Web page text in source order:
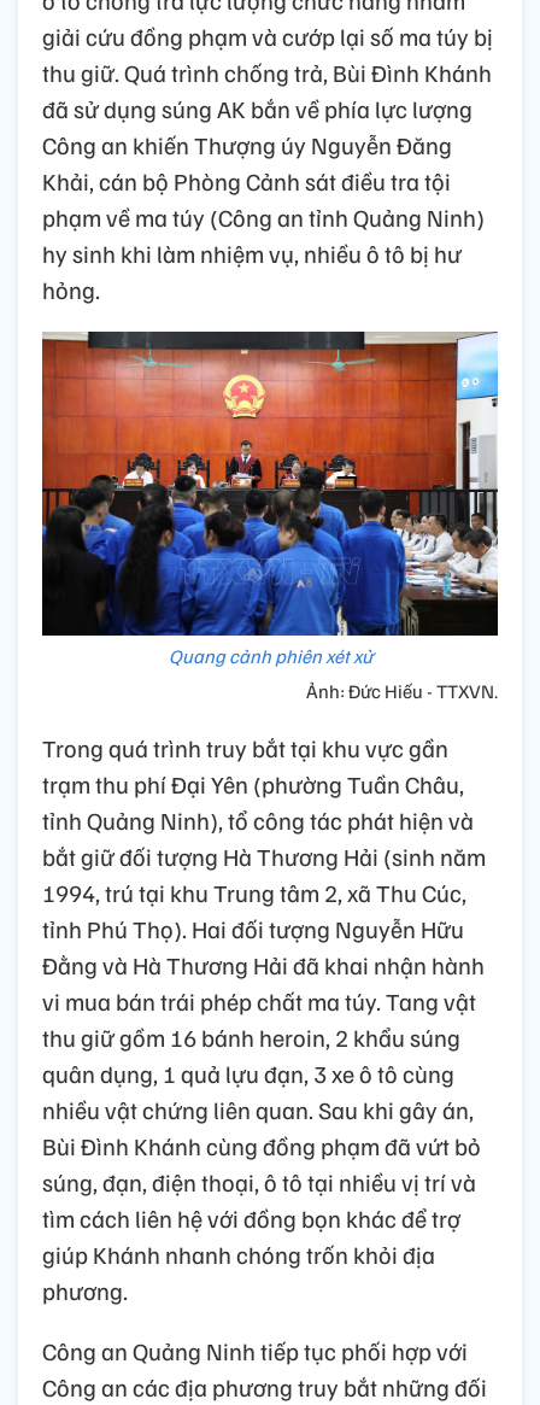
giải cứu đồng phạm và cướp lại số ma túy bị
thu giữ. Quá trình chống trả, Bùi Đình Khánh
đã sử dụng súng AK bắn về phía lực lượng
Công an khiến Thượng úy Nguyễn Đăng
Khải, cán bộ Phòng Cảnh sát điều tra tội
phạm về ma túy (Công an tỉnh Quảng Ninh)
hy sinh khi làm nhiệm vụ, nhiều ô tô bị hư
hỏng.
Quang cảnh phiên xét xử
Ảnh: Đức Hiếu - TTXVN.
Trong quá trình truy bắt tại khu vực gần
trạm thu phí Đại Yên (phường Tuần Châu,
tỉnh Quảng Ninh), tổ công tác phát hiện và
bắt giữ đối tượng Hà Thương Hải (sinh năm
1994, trú tại khu Trung tâm 2, xã Thu Cúc,
tỉnh Phú Thọ). Hai đối tượng Nguyễn Hữu
Đằng và Hà Thương Hải đã khai nhận hành
vi mua bán trái phép chất ma túy. Tang vật
thu giữ gồm 16 bánh heroin, 2 khẩu súng
quân dụng, 1 quả lựu đạn, 3 xe ô tô cùng
nhiều vật chứng liên quan. Sau khi gây án,
Bùi Đình Khánh cùng đồng phạm đã vứt bỏ
súng, đạn, điện thoại, ô tô tại nhiều vị trí và
tìm cách liên hệ với đồng bọn khác để trợ
giúp Khánh nhanh chóng trốn khỏi địa
phương.
Công an Quảng Ninh tiếp tục phối hợp với
Công an các địa phương truy bắt những đối